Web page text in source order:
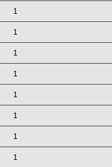
1
1
1
1
1
1
1
1